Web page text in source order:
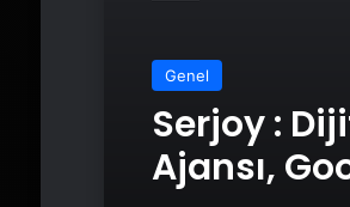
Genel
Serjoy : Dijital Medya
Ajansı,